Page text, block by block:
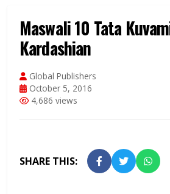
Maswali 10 Tata
Kardashian
Global Publishers
October 5, 2016
4,686 views
SHARE THIS: